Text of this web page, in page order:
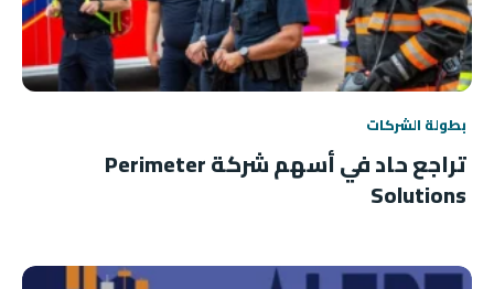
بطولة الشركات
تراجع حاد في أسهم شركة Perimeter
Solutions